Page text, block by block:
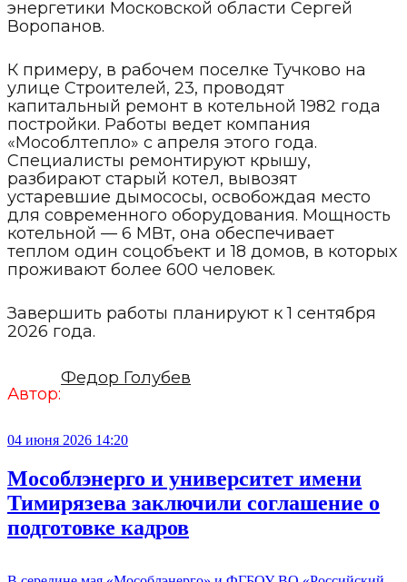
энергетики Московской области Сергей
Воропанов.
К примеру, в рабочем поселке Тучково на
улице Строителей, 23, проводят
капитальный ремонт в котельной 1982 года
постройки. Работы ведет компания
«Мособлтепло» с апреля этого года.
Специалисты ремонтируют крышу,
разбирают старый котел, вывозят
устаревшие дымососы, освобождая место
для современного оборудования. Мощность
котельной — 6 МВт, она обеспечивает
теплом один соцобъект и 18 домов, в которых
проживают более 600 человек.
Завершить работы планируют к 1 сентября
2026 года.
Автор:
Федор Голубев
04 июня 2026 14:20
Мособлэнерго и университет имени
Тимирязева заключили соглашение о
подготовке кадров